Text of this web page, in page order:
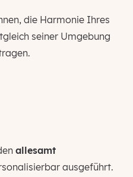
die Harmonie Ihres
seiner Umgebung
allesamt
ausgeführt.